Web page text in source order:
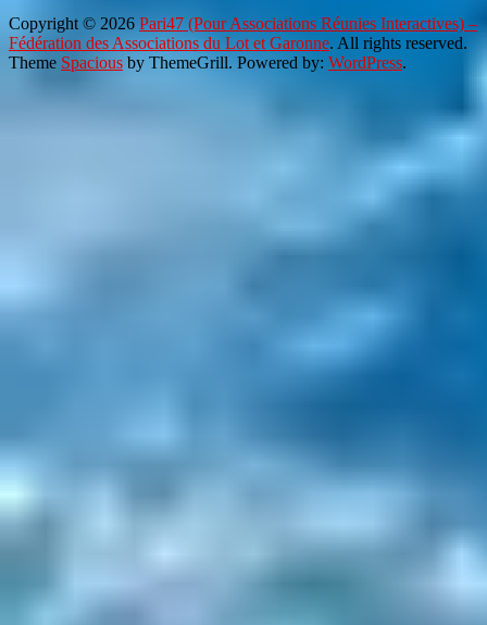
Copyright © 2026 Pari47 (Pour Associations Réunies Interactives) –
Fédération des Associations du Lot et Garonne. All rights reserved.
Theme Spacious by ThemeGrill. Powered by: WordPress.